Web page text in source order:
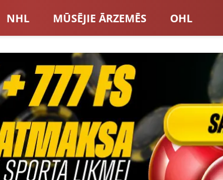
NHL MŪSĒJIE ĀRZEMĒS OHL
LVBET BONUSI JAUNATNES HOKEJS
INTERVIJAS TOTALIZATORI LATVIJĀ
VISAS ZIŅAS